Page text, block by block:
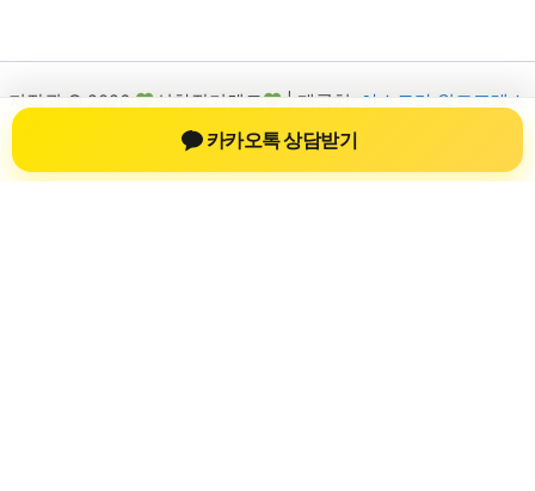
저작권 © 2026 신차장기렌트 | 제공처:
아스트라 워드프레스
테마
카카오톡 상담받기